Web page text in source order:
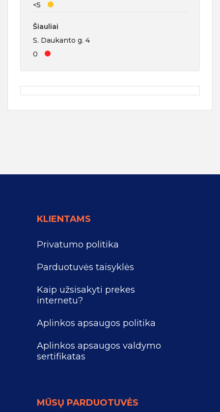
<5
Šiauliai
S. Daukanto g. 4
0
KLIENTAMS
Privatumo politika
Parduotuvės taisyklės
Kaip užsisakyti prekes
internetu?
Aplinkos apsaugos politika
Aplinkos apsaugos valdymo
sertifikatas
MŪSŲ PARDUOTUVĖS